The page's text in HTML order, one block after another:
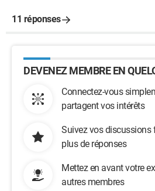
11 réponses
DEVENEZ MEMBRE EN
Connectez-vous
partagent vos intérêts
Suivez vos discussions
plus de réponses
Mettez en avant votre
autres membres